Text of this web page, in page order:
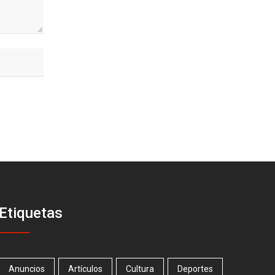
Etiquetas
Anuncios Artículos Cultura Deportes